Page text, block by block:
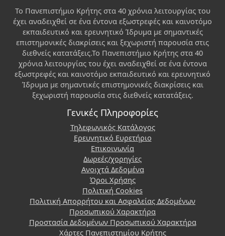
Το Πανεπιστήμιο Κρήτης στα 40 χρόνια λειτουργίας του
έχει αναδειχθεί σε ένα έντονα εξωστρεφές και καινοτόμο
εκπαιδευτικό και ερευνητικό Ίδρυμα με σημαντικές
επιστημονικές διακρίσεις και ξεχωριστή παρουσία στις
διεθνείς κατατάξεις.Το Πανεπιστήμιο Κρήτης στα 40
χρόνια λειτουργίας του έχει αναδειχθεί σε ένα έντονα
εξωστρεφές και καινοτόμο εκπαιδευτικό και ερευνητικό
Ίδρυμα με σημαντικές επιστημονικές διακρίσεις και
ξεχωριστή παρουσία στις διεθνείς κατατάξεις.
Γενικές Πληροφορίες
Τηλεφωνικός Κατάλογος
Ερευνητικό Ευρετήριο
Επικοινωνία
Δωρεές/χορηγίες
Ανοιχτά Δεδομένα
Όροι Χρήσης
Πολιτική Cookies
Πολιτική Απορρήτου και Ασφαλείας Δεδομένων
Προσωπικού Χαρακτήρα
Προστασία Δεδομένων Προσωπικού Χαρακτήρα
Χάρτες Πανεπιστημίου Κρήτης